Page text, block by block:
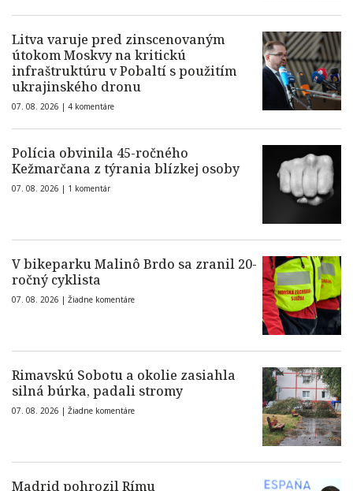
Litva varuje pred zinscenovaným
útokom Moskvy na kritickú
infraštruktúru v Pobaltí s použitím
ukrajinského dronu
07. 08. 2026 | 4 komentáre
Polícia obvinila 45-ročného
Kežmarčana z týrania blízkej osoby
07. 08. 2026 | 1 komentár
V bikeparku Malinô Brdo sa zranil 20-
ročný cyklista
07. 08. 2026 | Žiadne komentáre
Rimavskú Sobotu a okolie zasiahla
silná búrka, padali stromy
07. 08. 2026 | Žiadne komentáre
Madrid pohrozil Rímu